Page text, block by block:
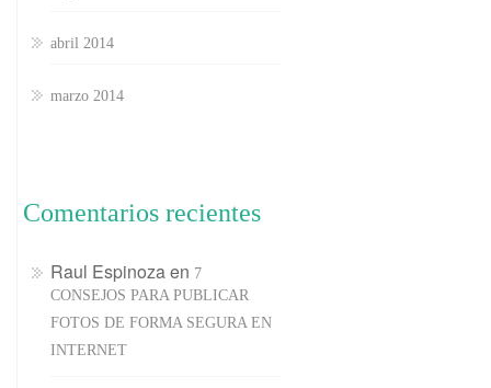
abril 2014
marzo 2014
Comentarios recientes
Raul Espinozaen 7
CONSEJOS PARA PUBLICAR
FOTOS DE FORMA SEGURA EN
INTERNET